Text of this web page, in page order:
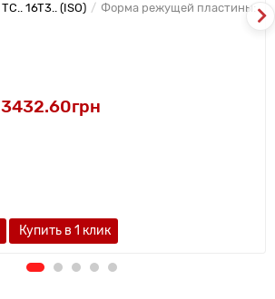
TC.. 16T3.. (ISO)
Форма режущей пластины:
3432.60грн
Купить в 1 клик